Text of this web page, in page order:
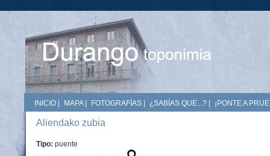
INICIO MAPA| FOTOGRAFÍAS ¿SABÍAS QUE...? ¡PONTE A
Aliendako zubia
Tipo: puente